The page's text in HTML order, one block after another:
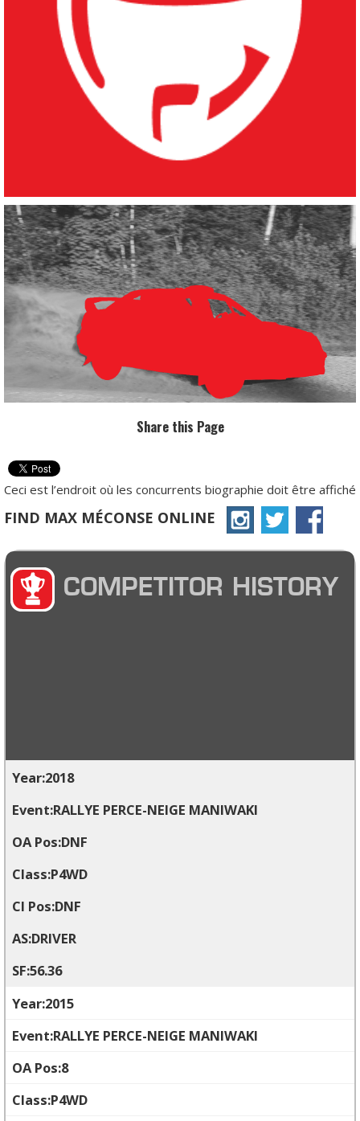
Share this Page
Ceci est l’endroit où les concurrents biographie doit être affiché
FIND MAX MÉCONSE ONLINE
COMPETITOR HISTORY
2018
RALLYE PERCE-NEIGE MANIWAKI
DNF
P4WD
DNF
DRIVER
56.36
2015
RALLYE PERCE-NEIGE MANIWAKI
8
P4WD